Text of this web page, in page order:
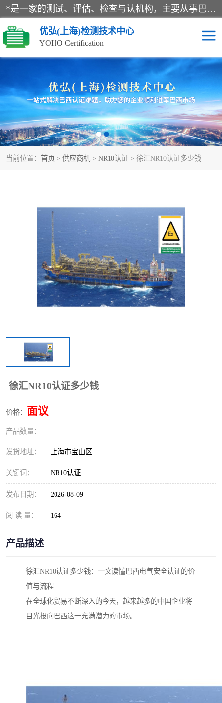
*是一家的测试、评估、检查与认机构，主要从事巴西NR10认证、NR12认证、NR13认证；ANATEL认证、INMTRO认证，欧盟CE认证：MD认证，PED认证，MID认证，ATEX认证，德国蓝色天使认证。
优弘(上海)检测技术中心
YOHO Certification
当前位置： 首页 > 供应商机 > NR10认证 > 徐汇NR10认证多少钱
徐汇NR10认证多少钱
价格： 面议
产品数量：
发货地址： 上海市宝山区
关键词： NR10认证
发布日期： 2026-08-09
阅 读 量： 164
产品描述
徐汇NR10认证多少钱：一文读懂巴西电气安全认证的价
值与流程
在全球化贸易不断深入的今天，越来越多的中国企业将
目光投向巴西这一充满潜力的市场。
RECYCLASS认证 NR10认证
NR12认证 NR13认证
ART认证 巴西NR认证
巴西认证 RETIE认证